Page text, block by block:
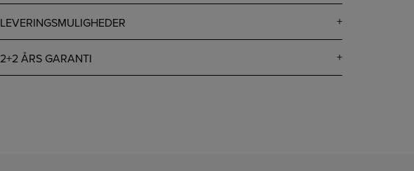
LEVERINGSMULIGHEDER
2+2 ÅRS GARANTI